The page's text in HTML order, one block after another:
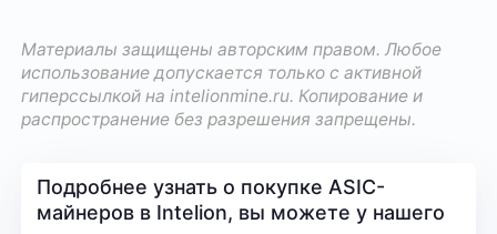
Материалы защищены авторским правом. Любое
использование допускается только с активной
гиперссылкой наintelionmine.ru. Копирование и
распространение без разрешения запрещены.
Подробнее узнать о покупке ASIC-
майнеров в Intelion, вы можете у нашего